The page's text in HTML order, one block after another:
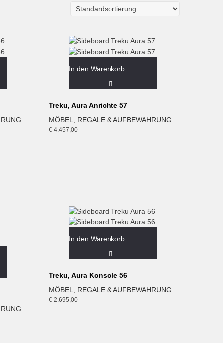
In den Warenkorb
Treku, Aura Anrichte 57
MÖBEL
REGALE & AUFBEWAHRUNG
€ 4.457,00
In den Warenkorb
Treku, Aura Konsole 56
MÖBEL, REGALE & AUFBEWAHRUNG
€ 2.695,00